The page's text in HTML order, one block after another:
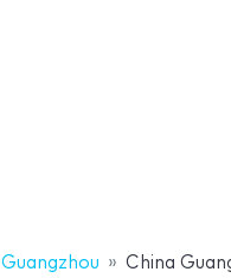
Guangzhou China